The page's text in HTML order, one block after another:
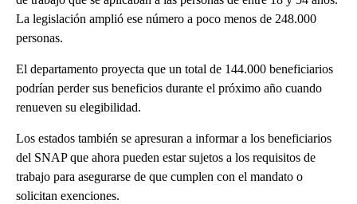
La legislación amplió ese número a poco menos de 248.000
personas.
El departamento proyecta que un total de 144.000 beneficiarios
podrían perder sus beneficios durante el próximo año cuando
renueven su elegibilidad.
Los estados también se apresuran a informar a los beneficiarios
del SNAP que ahora pueden estar sujetos a los requisitos de
trabajo para asegurarse de que cumplen con el mandato o
solicitan exenciones.